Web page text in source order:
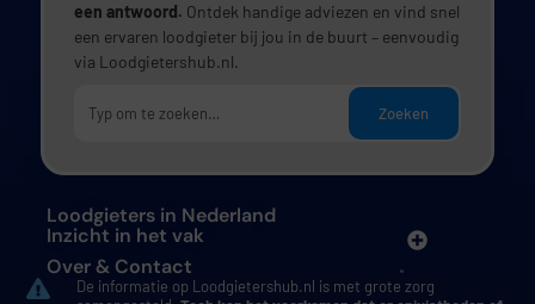
Over & Contact
Inzicht in het vak
Loodgieters in Nederland
een antwoord. Ontdek handige adviezen en vind snel
een ervaren loodgieter bij jou in de buurt – eenvoudig
via Loodgietershub.nl.
Zoeken
De informatie op Loodgietershub.nl is met grote zorg